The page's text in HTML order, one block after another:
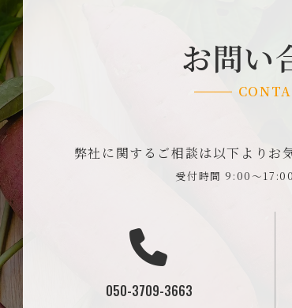
お問い
弊社に関するご相談は以下よりお
受付時間 9:00～17:00
050-3709-3663